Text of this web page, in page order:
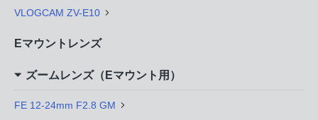
VLOGCAM ZV-E10
Eマウントレンズ
ズームレンズ（Eマウント用）
FE 12-24mm F2.8 GM